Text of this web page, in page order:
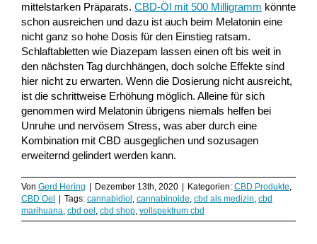
mittelstarken Präparats. CBD-Öl mit 500 Milligramm könnte
schon ausreichen und dazu ist auch beim Melatonin eine
nicht ganz so hohe Dosis für den Einstieg ratsam.
Schlaftabletten wie Diazepam lassen einen oft bis weit in
den nächsten Tag durchhängen, doch solche Effekte sind
hier nicht zu erwarten. Wenn die Dosierung nicht ausreicht,
ist die schrittweise Erhöhung möglich. Alleine für sich
genommen wird Melatonin übrigens niemals helfen bei
Unruhe und nervösem Stress, was aber durch eine
Kombination mit CBD ausgeglichen und sozusagen
erweiternd gelindert werden kann.
Von Gerd Hering Dezember 13th, 2020 Kategorien: CBD Produkte,
CBD Oel
Tags: cannabidiol , cannabinoide, cbd als medizin, cbd
marihuana, cbd oel , cbd shop, vollspektrum cbd